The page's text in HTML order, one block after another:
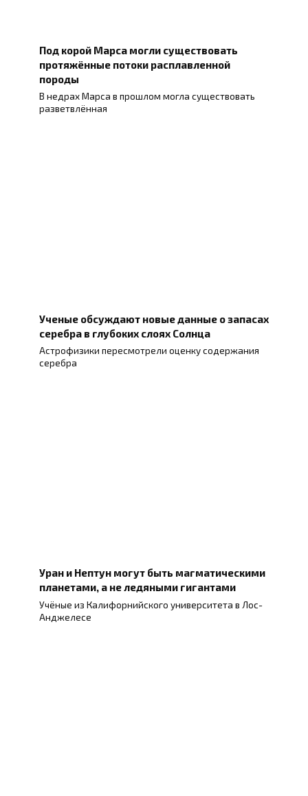
Под корой Марса могли существовать
протяжённые потоки расплавленной
породы
В недрах Марса в прошлом могла существовать
разветвлённая
Ученые обсуждают новые данные о запасах
серебра в глубоких слоях Солнца
Астрофизики пересмотрели оценку содержания
серебра
Уран и Нептун могут быть магматическими
планетами, а не ледяными гигантами
Учёные из Калифорнийского университета в Лос-
Анджелесе